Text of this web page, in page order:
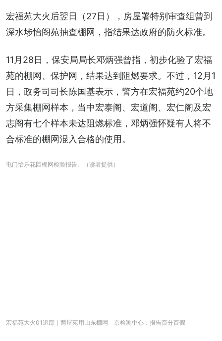
宏福苑大火后翌日（27日），房屋署特别审查组曾到
深水埗怡阁苑抽查棚网，指结果达政府的防火标准。
11月28日，保安局局长邓炳强曾指，初步化验了宏福
苑的棚网、保护网，结果达到阻燃要求。不过，12月1
日，政务司司长陈国基表示，警方在宏福苑约20个地
方采集棚网样本，当中宏泰阁、宏道阁、宏仁阁及宏
志阁有七个样本未达阻燃标准，邓炳强怀疑有人将不
合标准的棚网混入合格的使用。
屯门怡乐花园棚网检验报告。（读者提供）
宏福苑大火01追踪｜两屋苑用山东棚网 京检测中心：报告百分百假